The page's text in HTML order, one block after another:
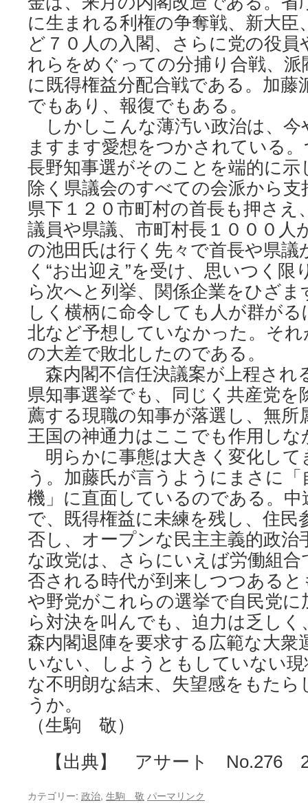
に生まれる利権の争奪戦、新大臣
ど７０人の入閣、さらに党の役
れらをめぐっての分捕り合戦、
に既得権益分配合戦である。加藤
でもあり、報復でもある。
しかしこんな薄汚い政治は、今
ますます愛想をつかされている
長野知事選がそのことを端的に
除く県議会のすべての会派から支
県下１２０市町村の首長も押さえ
議員や県議、市町村長１０００人
の池田氏は行く先々で首長や県議
く“お出迎え”を受け、思いつく限
ら次へと列挙、関係企業をひざ
しく横柄に命令しても人が群が
北など予想していなかった。そ
の大差で敗北したのである。
森内閣不信任決議案が上程され
県知事選挙でも、同じく共産党を
薦する現職の知事が落選し、無所
王国の神通力はここでも作用し
明らかに事態は大きく変化して
う。加藤氏が言うようにまさに
機」に直面しているのである。
で、既得権益に未練を残し、住民
否し、オープンな民主主義的政治
な政党は、さらにいえば労働組
否される時代が到来しつつある
や野党がこれらの選挙で自民党
ら対決を叫んでも、迫力は乏し
森内閣退陣を要求する広範な大衆
いない、しようともしていない
な不明朗な結末、失望感をもた
うか。
（生駒 敬）
【出典】 アサート No.276
カテゴリー: 政治, 生駒 敬 パーマリンク